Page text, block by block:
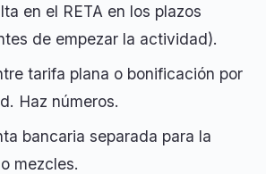
en el RETA en los plazos
de empezar la actividad).
tarifa plana o bonificación por
Haz números.
bancaria separada para la
mezcles.